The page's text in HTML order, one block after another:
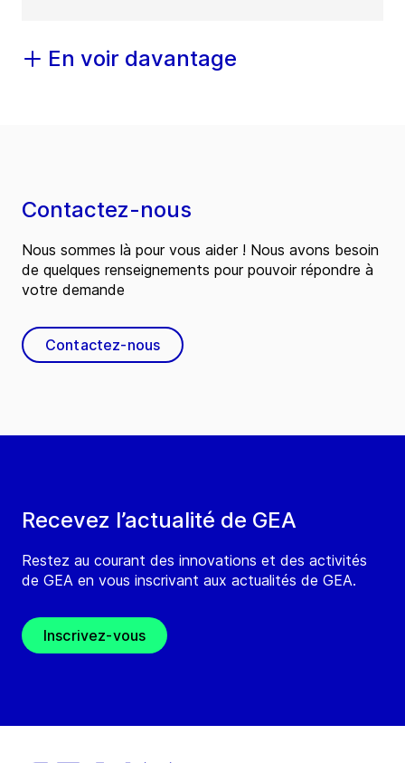
En voir davantage
Recevez l’actualité de GEA
Restez au courant des innovations et des activités
de GEA en vous inscrivant aux actualités de GEA.
Inscrivez-vous
Contactez-nous
Nous sommes là pour vous aider ! Nous avons besoin
de quelques renseignements pour pouvoir répondre à
votre demande
Contactez-nous